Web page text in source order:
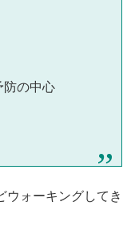
の中心
ォーキングしてき